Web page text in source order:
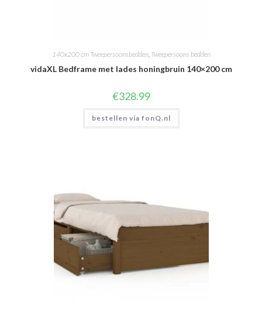
140x200 cm Tweepersoonsbedden, Tweepersoons bedden
vidaXL Bedframe met lades honingbruin 140×200 cm
€328.99
bestellen via fonQ.nl